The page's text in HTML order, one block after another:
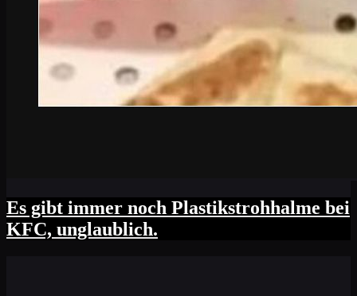
Es gibt immer noch Plastikstrohhalme bei
KFC, unglaublich.